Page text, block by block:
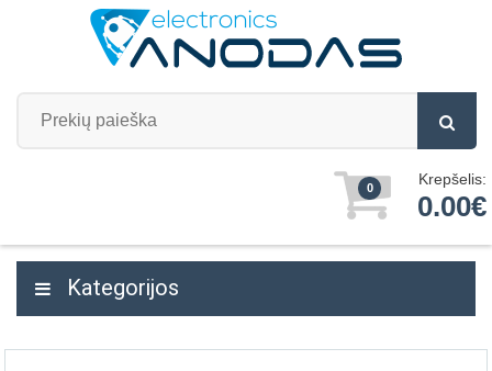
0 Krepšelis:
0.00€
Kategorijos